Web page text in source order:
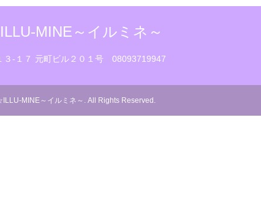
MINE～イルミネ～
‐１７ 元町ビル２０１号 08093719947
MINE～イルミネ～ . All Rights Reserved.